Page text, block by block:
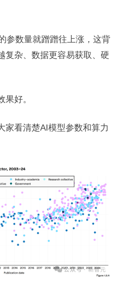
参数量就蹭蹭往上涨，这背
复杂、数据更容易获取、硬
好。
家看清楚AI模型参数和算力